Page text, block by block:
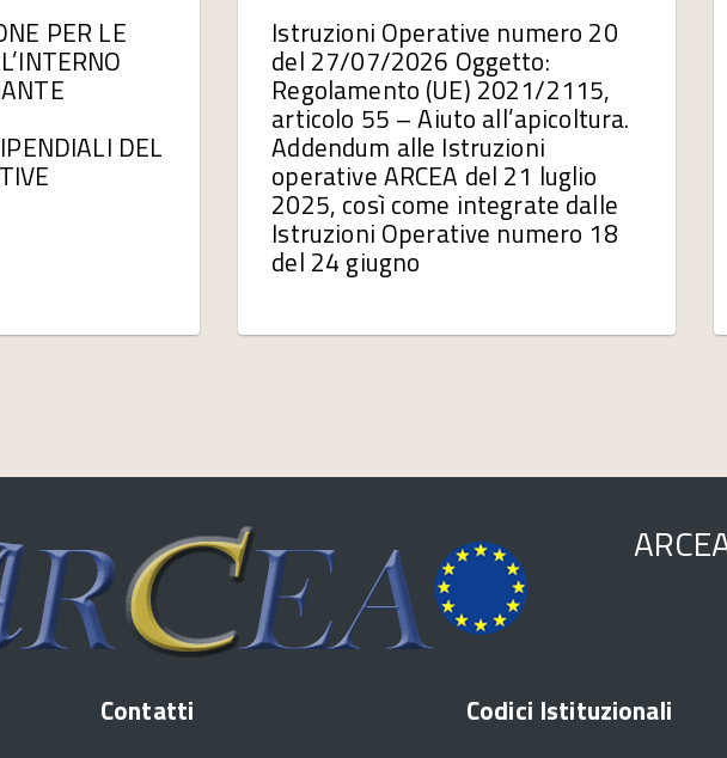
PER LE
DEL
Istruzioni Operative numero 20
del 27/07/2026 Oggetto:
Regolamento (UE) 2021/2115,
articolo 55 – Aiuto all’apicoltura.
Addendum alle Istruzioni
operative ARCEA del 21 luglio
2025, così come integrate dalle
Istruzioni Operative numero 18
del 24 giugno
Contatti Codici Istituzionali